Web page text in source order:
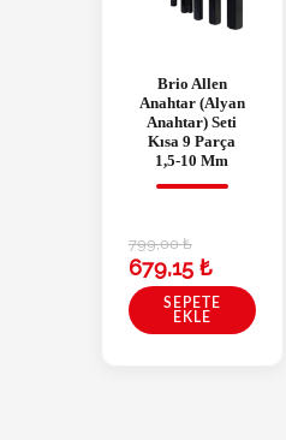
Brio Allen
Anahtar (Alyan
Anahtar) Seti
Kısa 9 Parça
1,5-10 Mm
799,00₺
679,15 ₺
SEPETE
EKLE